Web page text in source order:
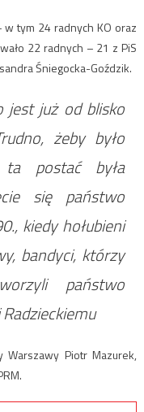
tym 24 radnych KO oraz
22 radnych – 21 z PiS
Śniegocka-Goździk.
jest już od blisko
żeby było
postać była
się państwo
kiedy hołubieni
bandyci, którzy
państwo
Piotr Mazurek,